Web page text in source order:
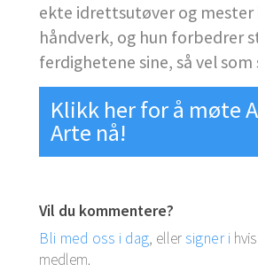
ekte idrettsutøver og mester
håndverk, og hun forbedrer
ferdighetene sine, så vel som
Klikk her for å møte
Arte nå!
Vil du kommentere?
Bli med oss i dag, ellersigner i
medlem.